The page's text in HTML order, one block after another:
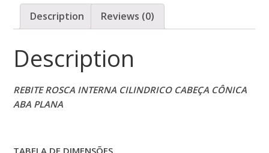
Description Reviews (0)
Description
REBITE ROSCA INTERNA CILINDRICO CABEÇA CÔNICA
ABA PLANA